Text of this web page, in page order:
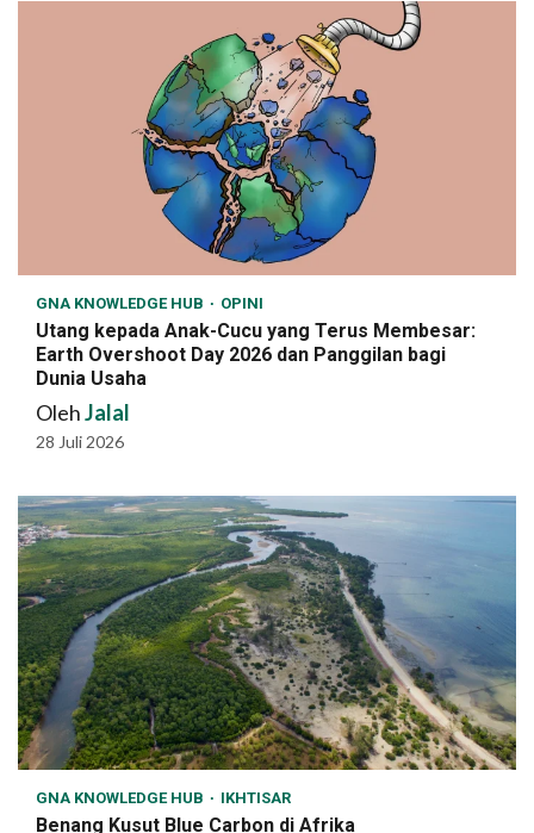
GNA KNOWLEDGE HUB OPINI
Utang kepada Anak-Cucu yang Terus Membesar:
Earth Overshoot Day 2026 dan Panggilan bagi
Dunia Usaha
OlehJalal
28 Juli 2026
GNA KNOWLEDGE HUB IKHTISAR
Benang Kusut Blue Carbon di Afrika